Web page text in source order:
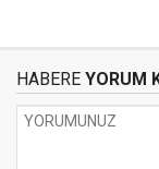
HABERE YORUM